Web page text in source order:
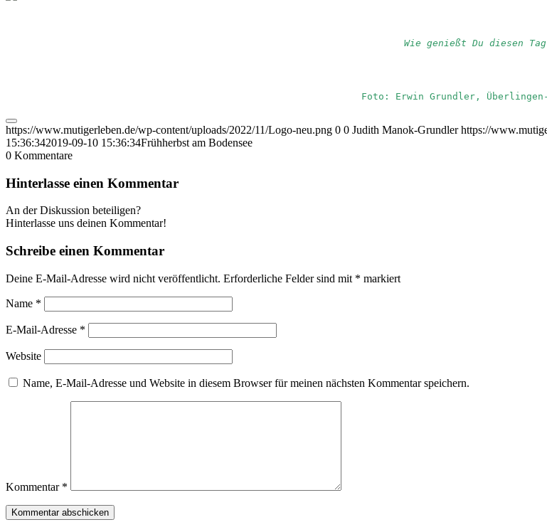
Wie genießt Du diesen
Foto: Erwin Grundler,
https://www.mutigerleben.de/wp-content/uploads/2022/11/Logo-neu.png 0 0 Judith Manok-Grundler https://
15:36:342019-09-10 15:36:34Frühherbst am Bodensee
0 Kommentare
Hinterlasse einen Kommentar
An der Diskussion beteiligen?
Hinterlasse uns deinen Kommentar!
Schreibe einen Kommentar
Deine E-Mail-Adresse wird nicht veröffentlicht. Erforderliche Felder sind mit * markiert
Name *
E-Mail-Adresse *
Website
Name, E-Mail-Adresse und Website in diesem Browser für meinen nächsten Kommentar speichern.
Kommentar *